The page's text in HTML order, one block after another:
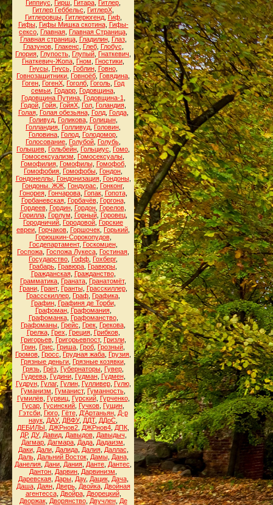
Гиппиус
Гирш Гитара Гитлер
Гитлер Геббельс
ГитлерХ
Гитлеровцы, Гитлерюгенд, Гиф,
Гифы, Гифы Мишка скотина, Гифы-
сексо Главная Главная Страница
Главная страница, Гладилин, Глаз,
Глазунов, Глакенс Глеб, Глобус
Глория Глупость Глупый Гнаткевич
Гнаткевич-Жопа Гном Гностики
Гнусы, Гнусь, Гоблин, Говно,
Говнозащитники Говноёб Говядина
Гоген ГогенХ Гоголб Гоголь Год
семьи Годарр Годовщина
Годовщина Путина, Годовщина-1
Годой, Гойя, ГойяХ, Гол, Голандия,
Голая, Голая обезьяна, Голд, Голда,
Голивуд, Голикова, Голицын,
Голландия Голливуд Головин
Головина Голод Голодомор
Голосование Голубой Голубь
Голышев Гольбейн Гольциус Гомо
Гомосексуализм
Гомосексуалы
Гомофилия, Гомофилы, Гомофоб,
Гомофобия Гомофобы Гондон
Гондонеллы, Гондонизация, Гондоны,
Гондоны. ЖЖ Гондурас Гонконг,
Гонорея, Гончарова, Гопак, Гопота,
Горбаневская, Горбачёв, Горгона,
Гордеев, Гордин, Гордон, Горелов,
Горилла, Горлум Горный, Горовец,
Городничий Городовой Горские
евреи Горчаков Горшочек Горький
Горюшкин-Сорокопудов,
Госдепартамент, Госкомцен,
Госпожа Госпожа Лукеса Гостиная
Государство Гофф Гохберг,
Грабарь Гравюра Гравюры
Гражданская, Гражданство,
Грамматика Граната Гранатомёт,
Грани, Грант, Гранты, Грасскиллер,
Грассскиллер Граф Графика
Графин, Графиня де Торби,
Графоман, Графомания,
Графоманка, Графоманство,
Графоманы Грейс Грек Грекова
Грелка, Грех Греция, Грибков,
Григорьев, Григорьевпост, Гризли,
Грин Грис Гриша Гроб Грозный
Громов Гросс Грудная жаба Грузия
Грязные деньги Грязные козявки
Грязь Грёз Губернаторы Гувер
Гудеева, Гудини, Гудман, Гудмен,
Гудрун, Гулаг, Гулин, Гулливер, Гулю,
Гуманизм
Гуманист, Гуманность
Гумилёв, Гурвиц, Гурский, Гурченко,
Гусар Гусинский Гучков Гущин
Гэтсби, Гюго, Гёте, Д'Артаньян, Д-р
наук ДАУ, ДВФУ, ДДТ, ДДоС
ДЕБИЛЫ
ДЖРнов2 ДЖРнов4 ДПК
ДР, ДУ, Давид, Давыдов, Давыдыч
Дагмар Дагмара Дада Дадаизм
Даки, Дали, Далида, Далия, Даллас
Даль, Дальний Восток, Дамы, Дана,
Данелия Дани Дания Данте Дантес
Дантон Дарвин Дарвинизм
Даревская, Дары, Дау, Дацик, Дача,
Даша, Даян, Дверь, Двойка, Двойная
агентесса, Двойра, Дворецкий,
Дворжак, Дворянство, Двучлен, Де